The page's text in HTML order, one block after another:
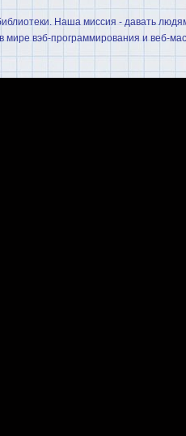
Наша миссия - давать
мире вэб-программирования и веб-